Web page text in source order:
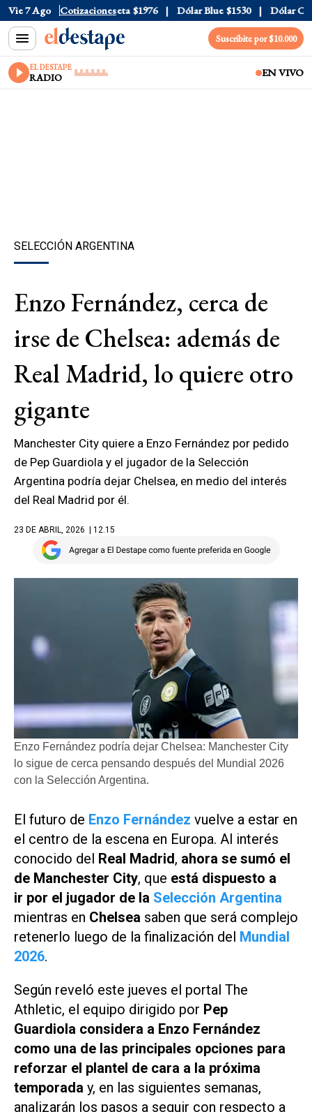
Vie 7 Ago Cotizaciones
$1520 Dólar Tarjeta $1976 Dólar Blue $1530 Dólar CCL
Suscribite por $10.000
EL DESTAPE
RADIO EN VIVO
SELECCIÓN ARGENTINA
Enzo Fernández, cerca de
irse de Chelsea: además de
Real Madrid, lo quiere otro
gigante
Manchester City quiere a Enzo Fernández por pedido
de Pep Guardiola y el jugador de la Selección
Argentina podría dejar Chelsea, en medio del interés
del Real Madrid por él.
23 DE ABRIL, 2026 | 12.15
Enzo Fernández podría dejar Chelsea: Manchester City
lo sigue de cerca pensando después del Mundial 2026
con la Selección Argentina.
El futuro de Enzo Fernández vuelve a estar en
el centro de la escena en Europa. Al interés
conocido del Real Madrid, ahora se sumó el
de Manchester City, que está dispuesto a
ir por el jugador de la Selección Argentina
mientras en Chelsea saben que será complejo
retenerlo luego de la finalización del Mundial
2026.
Según reveló este jueves el portal The
Athletic, el equipo dirigido por Pep
Guardiola considera a Enzo Fernández
como una de las principales opciones para
reforzar el plantel de cara a la próxima
temporada y, en las siguientes semanas,
analizarán los pasos a seguir con respecto a